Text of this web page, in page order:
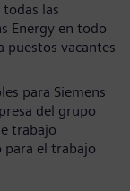
todas las
Energy en todo
puestos vacantes
para Siemens
del grupo
trabajo
para el trabajo